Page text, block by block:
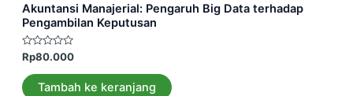
Akuntansi Manajerial: Pengaruh Big Data terhadap
Pengambilan Keputusan
Dinilai
0
dari
5
Rp80.000
Tambah ke keranjang